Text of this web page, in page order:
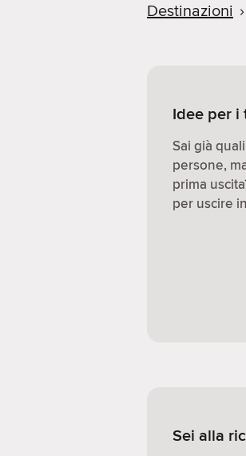
Destinazioni ›
Idee per i
Sai già
persone,
prima
per uscire
Sei alla